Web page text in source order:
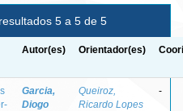
5 a 5 de 5
Autor(es) Orientador(es)
Garcia,
Diogo
Queiroz,
Ricardo Lopes
-